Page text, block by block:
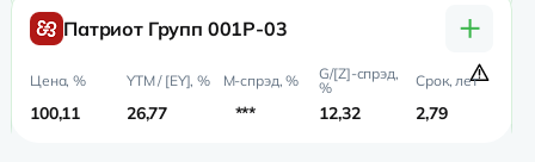
Патриот Групп 001Р-03 +
100,11 26,77 *** 12,32 2,79